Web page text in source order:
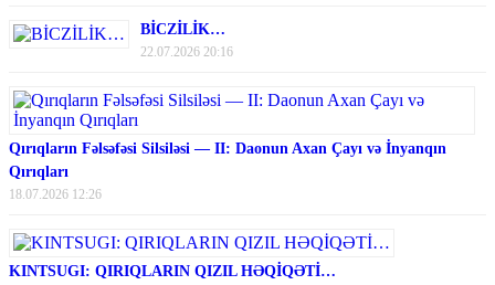
BİCZİLİK…
22.07.2026 20:16
Qırıqların Fəlsəfəsi Silsiləsi — II: Daonun Axan Çayı və İnyanqın
Qırıqları
18.07.2026 12:26
KINTSUGI: QIRIQLARIN QIZIL HƏQİQƏTİ…